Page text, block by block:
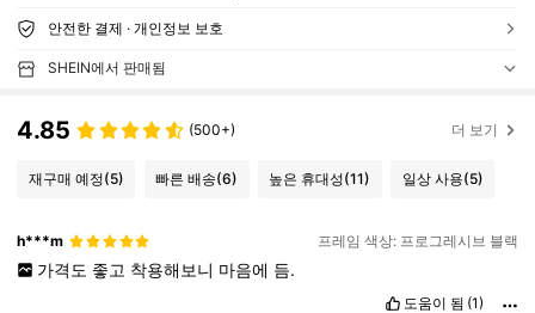
안전한 결제 · 개인정보 보호
SHEIN에서 판매됨
4.85 (500+) 더 보기
재구매 예정(5) 빠른 배송(6) 높은 휴대성(11) 일상 사용(5)
h***m 프레임 색상: 프로그레시브 블랙
가격도 좋고 착용해보니 마음에 듬.
도움이 됨 (1)